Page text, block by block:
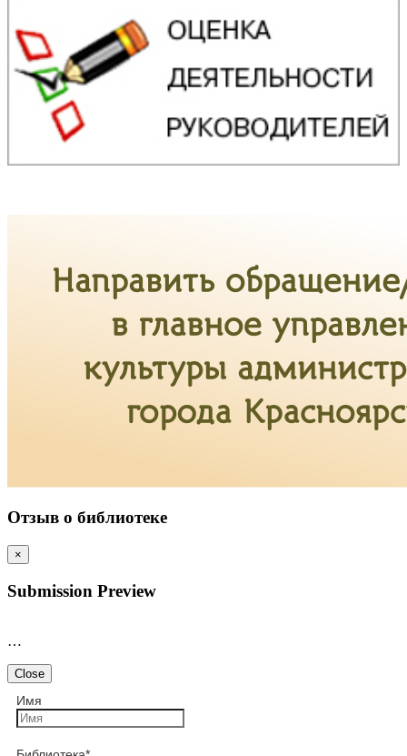
Отзыв о библиотеке
×
Submission Preview
…
Close
Имя